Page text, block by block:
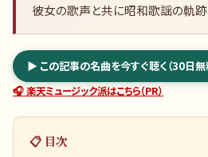
彼女の歌声と共に昭和歌謡の軌跡
▶ この記事の名曲を今すぐ聴く（30日無
🎧 楽天ミュージック派はこちら（PR）
📋 目次